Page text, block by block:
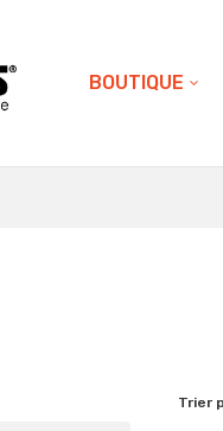
BOUTIQUE
Trier